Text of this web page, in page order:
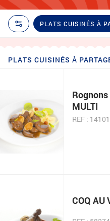
PLATS CUISINÉS À
PLATS CUISINÉS À
MULTI
REF :
COQ AU